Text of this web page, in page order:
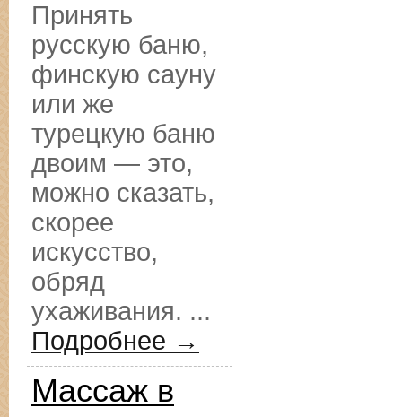
Принять
русскую баню,
финскую сауну
или же
турецкую баню
двоим — это,
можно сказать,
скорее
искусство,
обряд
ухаживания. ...
Подробнее →
Массаж в